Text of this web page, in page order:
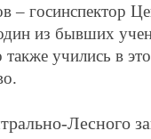
– госинспектор
из бывших
также учились в
Лесного